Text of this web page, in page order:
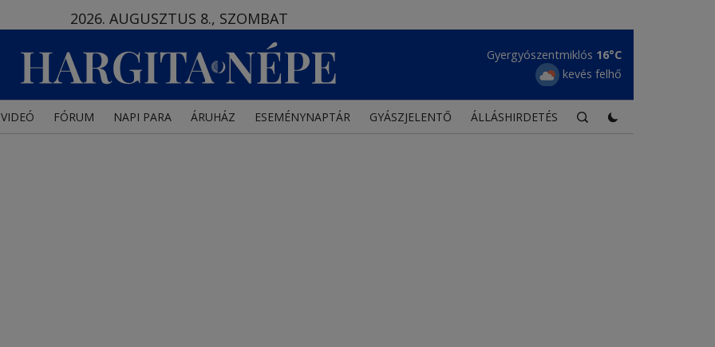
2026. AUGUSZTUS 8., SZOMBAT
Maroshévíz 17°C
tiszta égbolt
VIDEÓ FÓRUM NAPI PARA ÁRUHÁZ ESEMÉNYNAPTÁR GYÁSZJELENTŐ ÁLLÁSHIRDETÉS